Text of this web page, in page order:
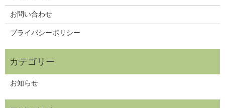
お問い合わせ
プライバシーポリシー
お知らせ